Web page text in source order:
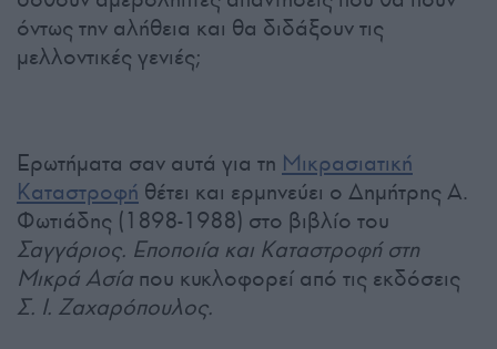
όντως την αλήθεια και θα διδάξουν τις
μελλοντικές γενιές;
Ερωτήματα σαν αυτά για τη Μικρασιατική
Καταστροφή θέτει και ερμηνεύει ο Δημήτρης Α.
Φωτιάδης (1898-1988) στο βιβλίο του
Σαγγάριος. Εποποιία και Καταστροφή στη
Μικρά Ασία που κυκλοφορεί από τις εκδόσεις
Σ. Ι. Ζαχαρόπουλος.